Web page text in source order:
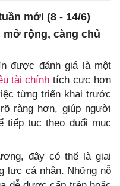
mới (8 - 14/6)
rộng, càng chủ
được đánh giá là một
tài chính tích cực hơn
từng triển khai trước
ràng hơn, giúp người
tiếp tục theo đuổi mục
đây có thể là giai
lực cá nhân. Những nỗ